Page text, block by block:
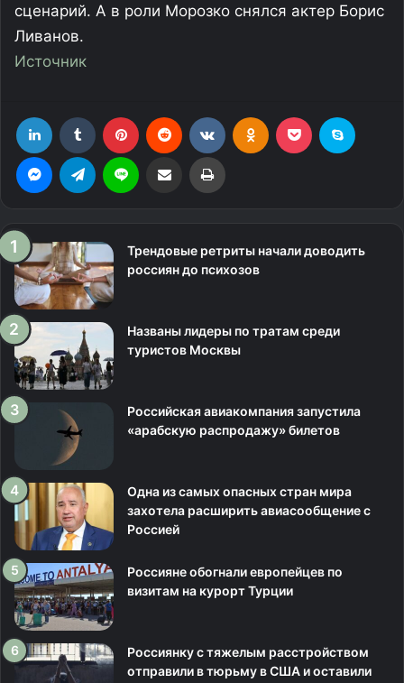
сценарий. А в роли Морозко снялся актер Борис
Ливанов.
Источник
Трендовые ретриты начали доводить
россиян до психозов
Названы лидеры по тратам среди
туристов Москвы
Российская авиакомпания запустила
«арабскую распродажу» билетов
Одна из самых опасных стран мира
захотела расширить авиасообщение с
Россией
Россияне обогнали европейцев по
визитам на курорт Турции
Россиянку с тяжелым расстройством
отправили в тюрьму в США и оставили